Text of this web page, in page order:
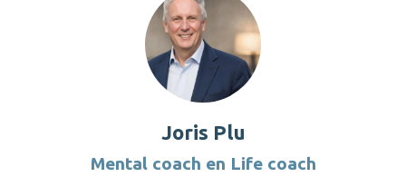
Joris Plu
Mental coach en Life coach